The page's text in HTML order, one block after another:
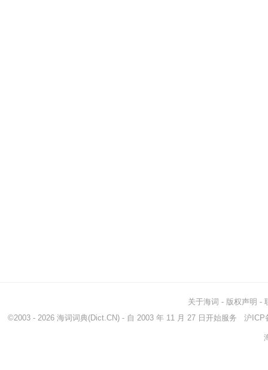
关于海词 - 版权声明 -
©2003 - 2026 海词词典(Dict.CN) - 自 2003 年 11 月 27 日开始服务 沪ICP